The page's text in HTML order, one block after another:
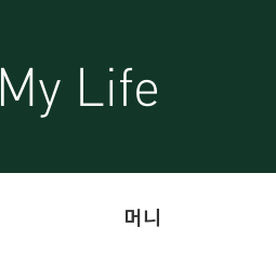
머니